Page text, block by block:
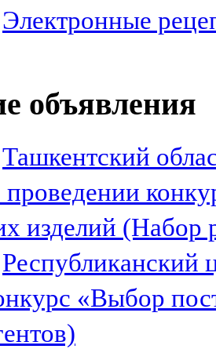
Электронные
объявления
Ташкентский
проведении
изделий (Набор
«Выбор